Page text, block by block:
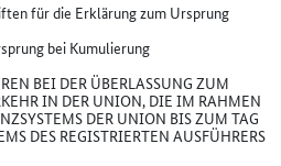
für die Erklärung zum Ursprung
bei Kumulierung
BEI DER ÜBERLASSUNG ZUM
IN DER UNION, DIE IM RAHMEN
DER UNION BIS ZUM TAG
DES REGISTRIERTEN AUSFÜHRERS